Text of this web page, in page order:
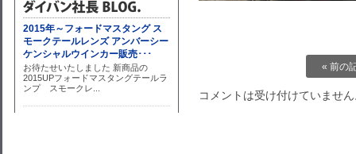
« 前の
コメントは受け付けていませ